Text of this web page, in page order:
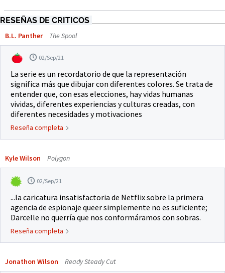
RESEÑAS DE CRITICOS
B.L. Panther The Spool
02/Sep/21
La serie es un recordatorio de que la representación
significa más que dibujar con diferentes colores. Se trata de
entender que, con esas elecciones, hay vidas humanas
vividas, diferentes experiencias y culturas creadas, con
diferentes necesidades y motivaciones
Reseña completa
Kyle Wilson Polygon
02/Sep/21
...la caricatura insatisfactoria de Netflix sobre la primera
agencia de espionaje queer simplemente no es suficiente;
Darcelle no querría que nos conformáramos con sobras.
Reseña completa
Jonathon Wilson Ready Steady Cut